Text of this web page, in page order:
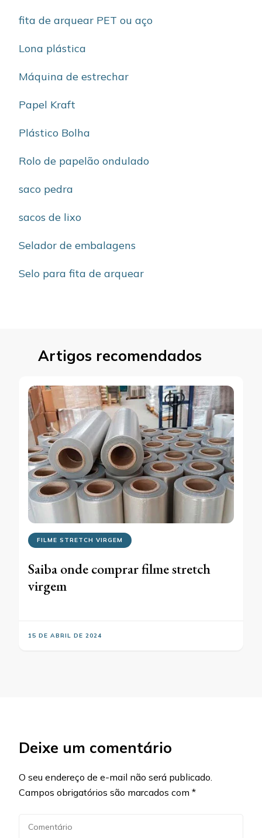
fita de arquear PET ou aço
Lona plástica
Máquina de estrechar
Papel Kraft
Plástico Bolha
Rolo de papelão ondulado
saco pedra
sacos de lixo
Selador de embalagens
Selo para fita de arquear
Artigos recomendados
FILME STRETCH VIRGEM
Saiba onde comprar filme stretch
virgem
15 DE ABRIL DE 2024
Deixe um comentário
O seu endereço de e-mail não será publicado.
Campos obrigatórios são marcados com *